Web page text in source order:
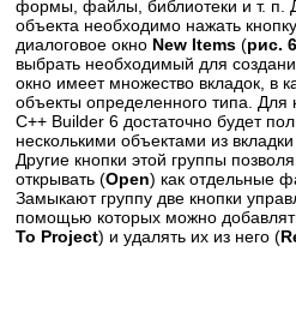
формы, файлы, библиотеки и т. п.
объекта необходимо нажать кнопку
диалоговое окно New Items (рис.
выбрать необходимый для
окно имеет множество вкладок, в
объекты определенного типа. Для
C++ Builder 6 достаточно будет
несколькими объектами из вкладки
Другие кнопки этой группы
открывать (Open) как отдельные
Замыкают группу две кнопки
помощью которых можно
To Project) и удалять их из него (